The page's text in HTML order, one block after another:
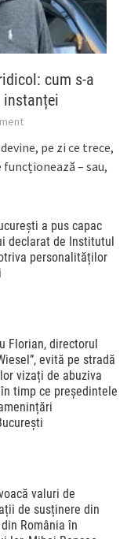
cum s-a
instanței
pe zi ce trece,
– sau,
a pus capac
declarat de Institutul
personalităților
Florian, directorul
evită pe stradă
vizați de abuziva
timp ce președintele
valuri de
de susținere din
România în